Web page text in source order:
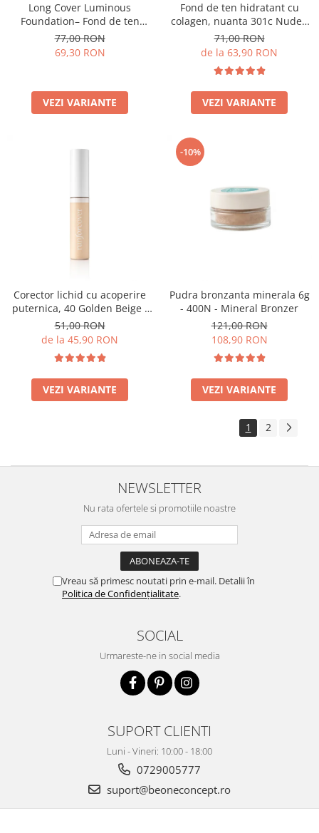
Long Cover Luminous
Foundation– Fond de ten
luminos
77,00 RON
69,30 RON
VEZI VARIANTE
Fond de ten hidratant cu
colagen, nuanta 301c Nude -
30ml
71,00 RON
de la 63,90 RON
VEZI VARIANTE
Corector lichid cu acoperire
puternica, 40 Golden Beige -
9ml
51,00 RON
de la 45,90 RON
VEZI VARIANTE
-10%
Pudra bronzanta minerala 6g
- 400N - Mineral Bronzer
121,00 RON
108,90 RON
VEZI VARIANTE
1 2
NEWSLETTER
Nu rata ofertele si promotiile noastre
Vreau să primesc noutati prin e-mail. Detalii în
Politica de Confidențialitate.
SOCIAL
Urmareste-ne in social media
SUPORT CLIENTI
Luni - Vineri: 10:00 - 18:00
0729005777
suport@beoneconcept.ro